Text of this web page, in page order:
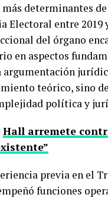
determinantes
Electoral entre
del órgano
en aspectos
teórico, sino
política y
Hall arremete
previa en el
funciones